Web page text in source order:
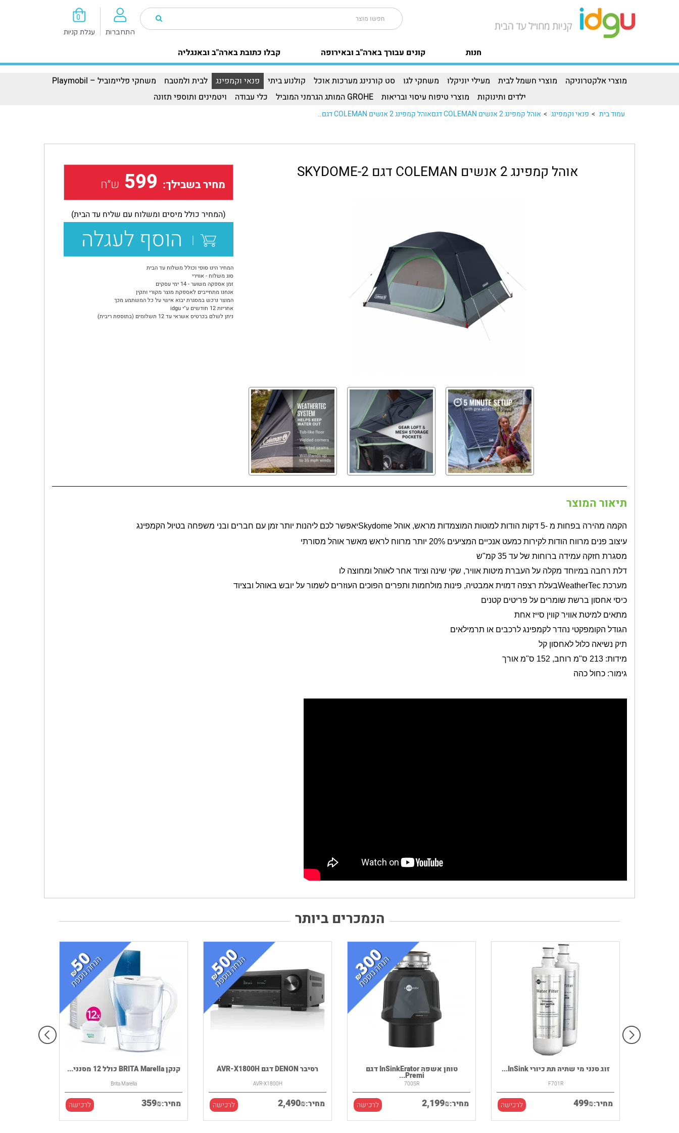
0
עגלת קניות התחברות
קבלו כתובת בארה"ב ובאנגליה קונים עבורך בארה"ב ובאירופה חנות
מוצרי אלקטרוניקה מוצרי חשמל לבית מעילי יוניקלו משחקי לגו סט קורנינג מערכות אוכל קולנוע ביתי פנאי וקמפינג לבית ולמטבח
משחקי פליימוביל – Playmobil
ילדים ותינוקות
מוצרי טיפוח עיסוי ובריאות GROHE המותג הגרמני המוביל כלי עבודה ויטמינים ותוספי תזונה
עמוד בית > פנאי וקמפינג > אוהל קמפינג 2 אנשים COLEMAN דגםאוהל קמפינג 2 אנשים COLEMAN דגם..
אוהל קמפינג 2 אנשים COLEMAN דגם SKYDOME-2
מחיר בשבילך: 599 ש״ח
(המחיר כולל מיסים ומשלוח עם שליח עד הבית)
הוסף לעגלה
המחיר הינו סופי וכולל משלוח עד הבית
סוג משלוח - אווירי
זמן אספקה משוער - 14 ימי עסקים
אנחנו מתחייבים לאספקת מוצר מקורי ותקין
המוצר נרכש במסגרת יבוא אישי על כל המשתמע מכך
אחריות 12 חודשים ע"י idgu
ניתן לשלם בכרטיס אשראי עד 12 תשלומים (בתוספת ריבית)
תיאור המוצר
הקמה מהירה בפחות מ -5 דקות הודות למוטות המוצמדות מראש, אוהל Skydomeיאפשר לכם ליהנות יותר זמן עם חברים ובני משפחה בטיול הקמפינג
עיצוב פנים מרווח הודות לקירות כמעט אנכיים המציעים 20% יותר מרווח לראש מאשר אוהל מסורתי
מסגרת חזקה עמידה ברוחות של עד 35 קמ"ש
דלת רחבה במיוחד מקלה על העברת מיטות אוויר, שקי שינה וציוד אחר לאוהל ומחוצה לו
מערכת WeatherTecבעלת רצפה דמוית אמבטיה, פינות מולחמות ותפרים הפוכים העוזרים לשמור על יובש באוהל ובציוד
כיסי אחסון ברשת שומרים על פריטים קטנים
מתאים למיטת אוויר קווין סייז אחת
הגודל הקומפקטי נהדר לקמפינג לרכבים או תרמילאים
תיק נשיאה כלול לאחסון קל
מידות: 213 ס"מ רוחב, 152 ס"מ אורך
גימור: כחול כהה
הנמכרים ביותר
קנקן BRITA Marella כולל 12 מסנני...
Brita Marella
מחיר: 359₪ לרכישה
רסיבר DENON דגם AVR-X1800H
AVR-X1800H
מחיר: 2,490₪ לרכישה
טוחן אשפה InSinkErator דגם
Premi...
700SR
מחיר: 2,199₪ לרכישה
זוג סנני מי שתיה תת כיורי InSink...
F701R
מחיר: 499₪ לרכישה